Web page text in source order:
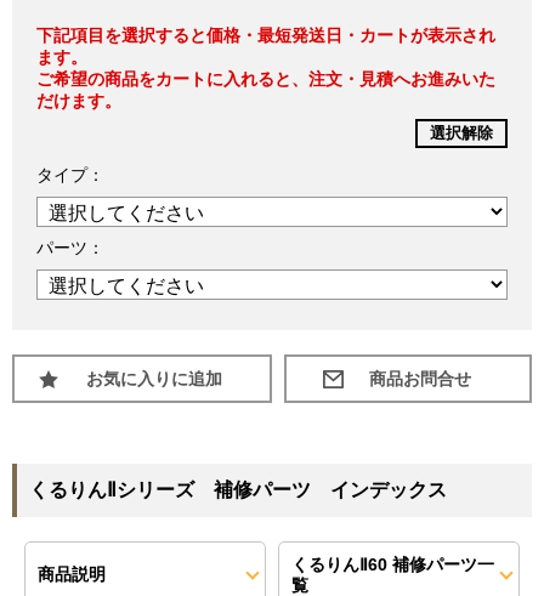
下記項目を選択すると価格・最短発送日・カートが表示され
ます。
ご希望の商品をカートに入れると、注文・見積へお進みいた
だけます。
選択解除
タイプ：
パーツ：
お気に入りに追加
くるりんⅡシリーズ 補修パーツ インデックス
商品説明
くるりんⅡ60 補修パーツ一
覧